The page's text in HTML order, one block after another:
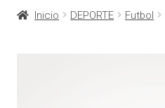
Inicio DEPORTE Futbol